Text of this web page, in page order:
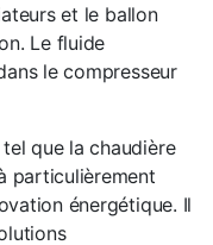
et le ballon
Le fluide
le compresseur
que la chaudière
particulièrement
énergétique. Il